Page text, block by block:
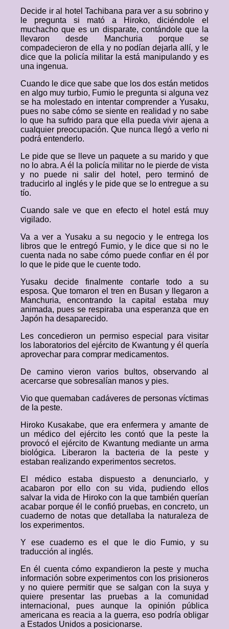
Decide ir al hotel Tachibana para ver a su sobrino y
le pregunta si mató a Hiroko, diciéndole el
muchacho que es un disparate, contándole que la
llevaron desde Manchuria porque se
compadecieron de ella y no podían dejarla allí, y le
dice que la policía militar la está manipulando y es
una ingenua.
Cuando le dice que sabe que los dos están metidos
en algo muy turbio, Fumio le pregunta si alguna vez
se ha molestado en intentar comprender a Yusaku,
pues no sabe cómo se siente en realidad y no sabe
lo que ha sufrido para que ella pueda vivir ajena a
cualquier preocupación. Que nunca llegó a verlo ni
podrá entenderlo.
Le pide que se lleve un paquete a su marido y que
no lo abra. A él la policía militar no le pierde de vista
y no puede ni salir del hotel, pero terminó de
traducirlo al inglés y le pide que se lo entregue a su
tío.
Cuando sale ve que en efecto el hotel está muy
vigilado.
Va a ver a Yusaku a su negocio y le entrega los
libros que le entregó Fumio, y le dice que si no le
cuenta nada no sabe cómo puede confiar en él por
lo que le pide que le cuente todo.
Yusaku decide finalmente contarle todo a su
esposa. Que tomaron el tren en Busan y llegaron a
Manchuria, encontrando la capital estaba muy
animada, pues se respiraba una esperanza que en
Japón ha desaparecido.
Les concedieron un permiso especial para visitar
los laboratorios del ejército de Kwantung y él quería
aprovechar para comprar medicamentos.
De camino vieron varios bultos, observando al
acercarse que sobresalían manos y pies.
Vio que quemaban cadáveres de personas víctimas
de la peste.
Hiroko Kusakabe, que era enfermera y amante de
un médico del ejército les contó que la peste la
provocó el ejército de Kwantung mediante un arma
biológica. Liberaron la bacteria de la peste y
estaban realizando experimentos secretos.
El médico estaba dispuesto a denunciarlo, y
acabaron por ello con su vida, pudiendo ellos
salvar la vida de Hiroko con la que también querían
acabar porque él le confió pruebas, en concreto, un
cuaderno de notas que detallaba la naturaleza de
los experimentos.
Y ese cuaderno es el que le dio Fumio, y su
traducción al inglés.
En él cuenta cómo expandieron la peste y mucha
información sobre experimentos con los prisioneros
y no quiere permitir que se salgan con la suya y
quiere presentar las pruebas a la comunidad
internacional, pues aunque la opinión pública
americana es reacia a la guerra, eso podría obligar
a Estados Unidos a posicionarse.